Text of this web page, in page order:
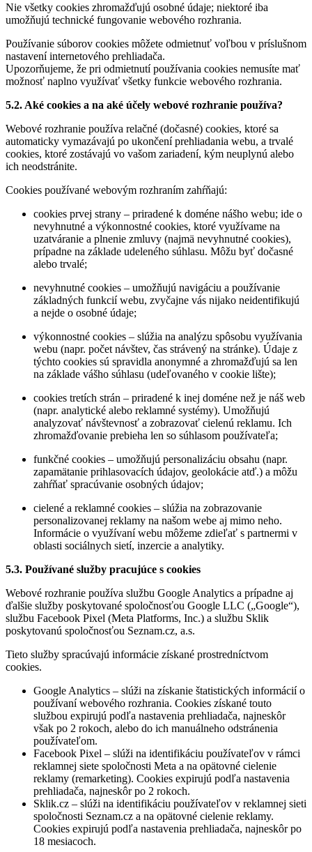
Nie všetky cookies zhromažďujú osobné údaje; niektoré iba
umožňujú technické fungovanie webového rozhrania.
Používanie súborov cookies môžete odmietnuť voľbou v príslušnom
nastavení internetového prehliadača.
Upozorňujeme, že pri odmietnutí používania cookies nemusíte mať
možnosť naplno využívať všetky funkcie webového rozhrania.
5.2. Aké cookies a na aké účely webové rozhranie používa?
Webové rozhranie používa relačné (dočasné) cookies, ktoré sa
automaticky vymazávajú po ukončení prehliadania webu, a trvalé
cookies, ktoré zostávajú vo vašom zariadení, kým neuplynú alebo
ich neodstránite.
Cookies používané webovým rozhraním zahŕňajú:
cookies prvej strany – priradené k doméne nášho webu; ide o
nevyhnutné a výkonnostné cookies, ktoré využívame na
uzatváranie a plnenie zmluvy (najmä nevyhnutné cookies),
prípadne na základe udeleného súhlasu. Môžu byť dočasné
alebo trvalé;
nevyhnutné cookies – umožňujú navigáciu a používanie
základných funkcií webu, zvyčajne vás nijako neidentifikujú
a nejde o osobné údaje;
výkonnostné cookies – slúžia na analýzu spôsobu využívania
webu (napr. počet návštev, čas strávený na stránke). Údaje z
týchto cookies sú spravidla anonymné a zhromažďujú sa len
na základe vášho súhlasu (udeľovaného v cookie lište);
cookies tretích strán – priradené k inej doméne než je náš web
(napr. analytické alebo reklamné systémy). Umožňujú
analyzovať návštevnosť a zobrazovať cielenú reklamu. Ich
zhromažďovanie prebieha len so súhlasom používateľa;
funkčné cookies – umožňujú personalizáciu obsahu (napr.
zapamätanie prihlasovacích údajov, geolokácie atď.) a môžu
zahŕňať spracúvanie osobných údajov;
cielené a reklamné cookies – slúžia na zobrazovanie
personalizovanej reklamy na našom webe aj mimo neho.
Informácie o využívaní webu môžeme zdieľať s partnermi v
oblasti sociálnych sietí, inzercie a analytiky.
5.3. Používané služby pracujúce s cookies
Webové rozhranie používa službu Google Analytics a prípadne aj
ďalšie služby poskytované spoločnosťou Google LLC („Google“),
službu Facebook Pixel (Meta Platforms, Inc.) a službu Sklik
poskytovanú spoločnosťou Seznam.cz, a.s.
Tieto služby spracúvajú informácie získané prostredníctvom
cookies.
Google Analytics – slúži na získanie štatistických informácií o
používaní webového rozhrania. Cookies získané touto
službou expirujú podľa nastavenia prehliadača, najneskôr
však po 2 rokoch, alebo do ich manuálneho odstránenia
používateľom.
Facebook Pixel – slúži na identifikáciu používateľov v rámci
reklamnej siete spoločnosti Meta a na opätovné cielenie
reklamy (remarketing). Cookies expirujú podľa nastavenia
prehliadača, najneskôr po 2 rokoch.
Sklik.cz – slúži na identifikáciu používateľov v reklamnej sieti
spoločnosti Seznam.cz a na opätovné cielenie reklamy.
Cookies expirujú podľa nastavenia prehliadača, najneskôr po
18 mesiacoch.